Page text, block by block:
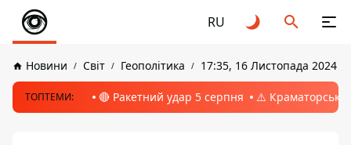
RU
Новини Світ Геополітика 17:35, 16 Листопада 2024
ТОПТЕМИ: 🔴 Ракетний удар 5 серпня ⚠️ Краматорськ,